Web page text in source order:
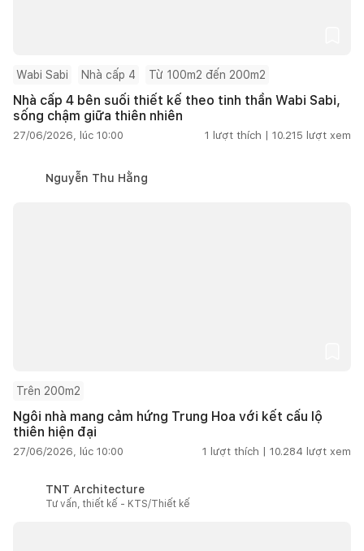
Wabi Sabi Nhà cấp 4 Từ 100m2 đến 200m2
Nhà cấp 4 bên suối thiết kế theo tinh thần Wabi Sabi,
sống chậm giữa thiên nhiên
27/06/2026, lúc 10:00 1 lượt thích | 10.215 lượt xem
Nguyễn Thu Hằng
Trên 200m2
Ngôi nhà mang cảm hứng Trung Hoa với kết cấu lộ
thiên hiện đại
27/06/2026, lúc 10:00 1 lượt thích | 10.284 lượt xem
TNT Architecture
Tư vấn, thiết kế - KTS/Thiết kế